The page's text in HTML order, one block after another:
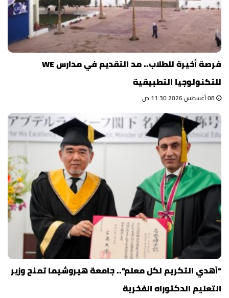
فرصة أخيرة للطلاب.. مد التقديم في مدارس WE
للتكنولوجيا التطبيقية
"أهدي التكريم لكل معلم".. جامعة هيروشيما تمنح وزير
التعليم الدكتوراه الفخرية